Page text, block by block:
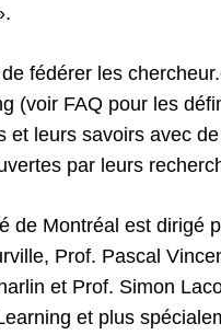
fédérer les
(voir FAQ pour les
et leurs savoirs avec
par leurs
de Montréal est dirigé
Prof. Pascal
et Prof. Simon
et plus